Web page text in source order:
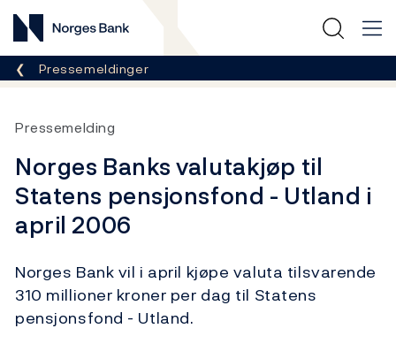
Norges Bank
Her er du nå:
Pressemeldinger
Pressemelding
Norges Banks valutakjøp til
Statens pensjonsfond - Utland i
april 2006
Norges Bank vil i april kjøpe valuta tilsvarende
310 millioner kroner per dag til Statens
pensjonsfond - Utland.